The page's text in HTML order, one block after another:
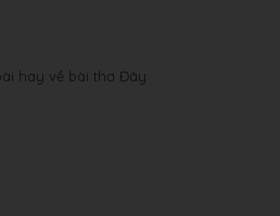
hay về bài thơ Đây